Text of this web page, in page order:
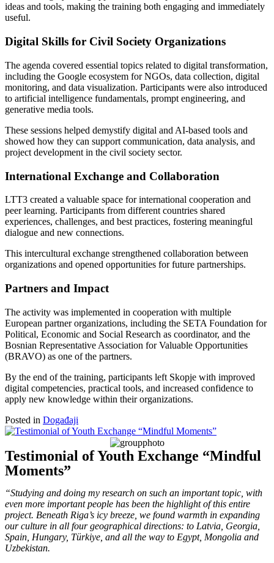
ideas and tools, making the training both engaging and immediately
useful.
Digital Skills for Civil Society Organizations
The agenda covered essential topics related to digital transformation,
including the Google ecosystem for NGOs, data collection, digital
monitoring, and data visualization. Participants were also introduced
to artificial intelligence fundamentals, prompt engineering, and
generative media tools.
These sessions helped demystify digital and AI-based tools and
showed how they can support communication, data analysis, and
project development in the civil society sector.
International Exchange and Collaboration
LTT3 created a valuable space for international cooperation and
peer learning. Participants from different countries shared
experiences, challenges, and best practices, fostering meaningful
dialogue and new connections.
This intercultural exchange strengthened collaboration between
organizations and opened opportunities for future partnerships.
Partners and Impact
The activity was implemented in cooperation with multiple
European partner organizations, including the SETA Foundation for
Political, Economic and Social Research as coordinator, and the
Bosnian Representative Association for Valuable Opportunities
(BRAVO) as one of the partners.
By the end of the training, participants left Skopje with improved
digital competencies, practical tools, and increased confidence to
apply new knowledge within their organizations.
Posted in Događaji
Testimonial of Youth Exchange “Mindful
Moments”
“Studying and doing my research on such an important topic, with
even more important people has been the highlight of this entire
project. Beneath Riga’s icy breeze, we found warmth in expanding
our culture in all four geographical directions: to Latvia, Georgia,
Spain, Hungary, Türkiye, and all the way to Egypt, Mongolia and
Uzbekistan.